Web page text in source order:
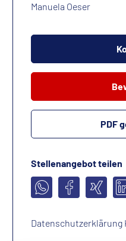
Manuela Oeser
PDF
Stellenangebot teilen
Datenschutzerklärung